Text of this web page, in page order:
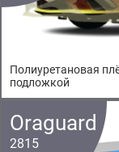
Полиуретановая
подложкой
Oraguard
2815